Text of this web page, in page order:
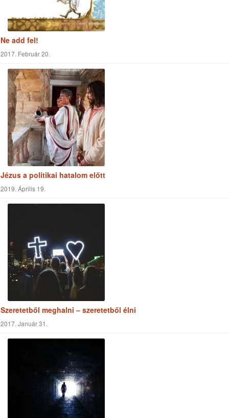
Ádám és Éva almája
2017. Április 22.
2017. Február 20.
Jézus a politikai hatalom előtt